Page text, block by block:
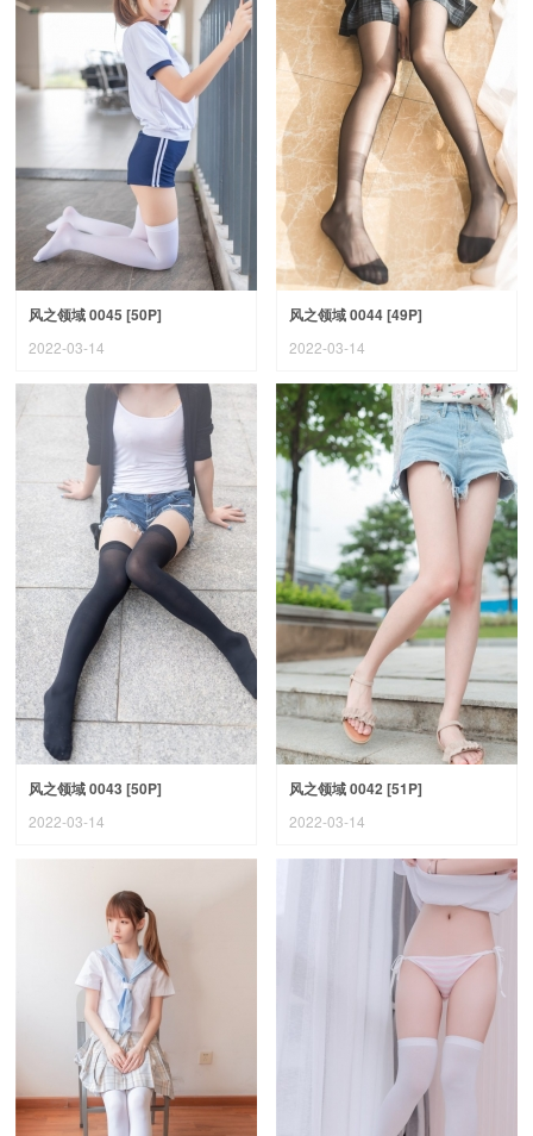
风之领域 0045 [50P]
2022-03-14
风之领域 0044 [49P]
2022-03-14
风之领域 0043 [50P]
2022-03-14
风之领域 0042 [51P]
2022-03-14